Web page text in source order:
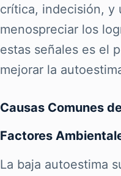
crítica, indecisión, y
menospreciar los
estas señales es el
mejorar la
Causas Comunes
Factores
La baja autoestima